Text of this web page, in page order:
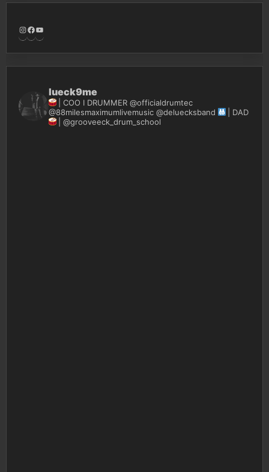
Instagram
Facebook
lueck9me
| COO I DRUMMER @officialdrumtec
@88milesmaximumlivemusic @deluecksband
| DAD
| @grooveeck_drum_school